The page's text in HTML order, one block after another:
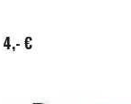
4,- €